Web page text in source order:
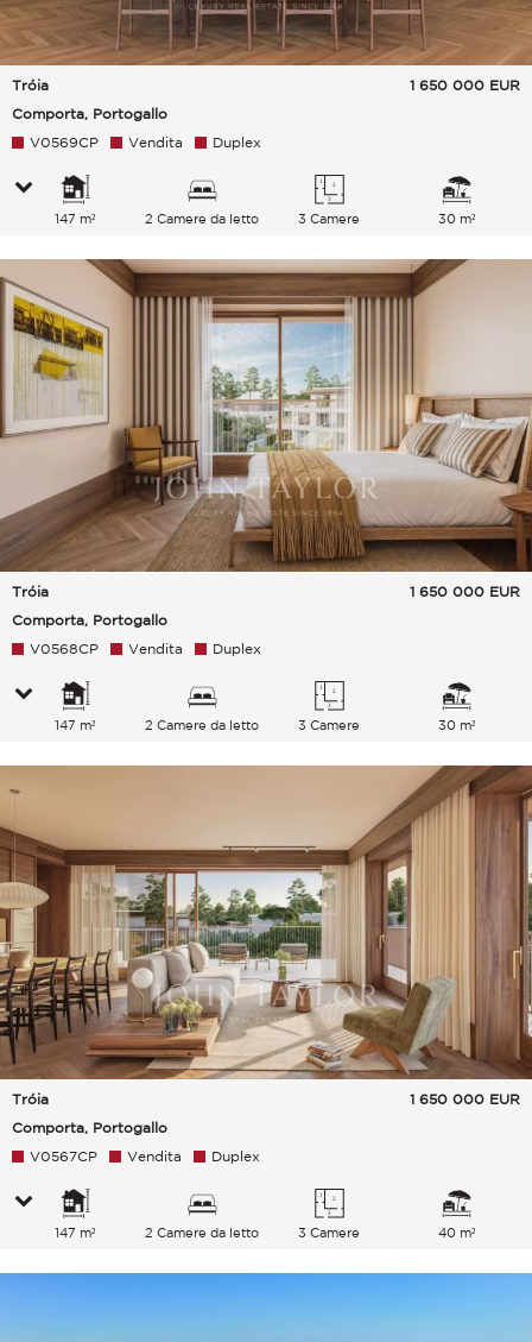
Tróia
Comporta, Portogallo
1 650 000 EUR
V0569CP Vendita Duplex
147 m² 2 Camere da letto 3 Camere 30 m²
Tróia
Comporta, Portogallo
1 650 000 EUR
V0568CP Vendita Duplex
147 m² 2 Camere da letto 3 Camere 30 m²
Tróia
Comporta, Portogallo
1 650 000 EUR
V0567CP Vendita Duplex
147 m² 2 Camere da letto 3 Camere 40 m²